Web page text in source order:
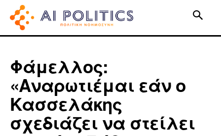
Φάμελλος:
«Aναρωτιέμαι εάν ο
Κασσελάκης
σχεδιάζει να στείλει